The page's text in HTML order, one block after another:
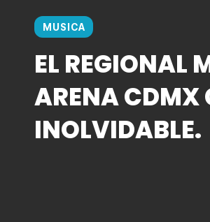
MUSICA
EL REGIONAL
ARENA CDMX
INOLVIDABLE.